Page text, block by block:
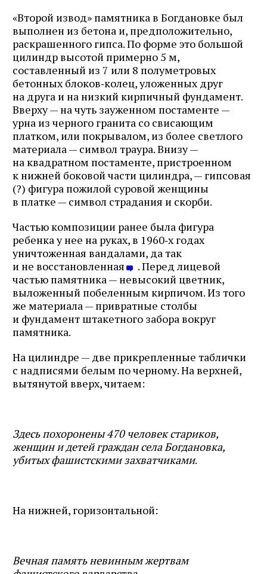
«Второй извод» памятника в Богдановке был
выполнен из бетона и, предположительно,
раскрашенного гипса. По форме это большой
цилиндр высотой примерно 5 м,
составленный из 7 или 8 полуметровых
бетонных блоков‑колец, уложенных друг
на друга и на низкий кирпичный фундамент.
Вверху — на чуть зауженном постаменте —
урна из черного гранита со свисающим
платком, или покрывалом, из более светлого
материала — символ траура. Внизу —
на квадратном постаменте, пристроенном
к нижней боковой части цилиндра, — гипсовая
(?) фигура пожилой суровой женщины
в платке — символ страдания и скорби.
Частью композиции ранее была фигура
ребенка у нее на руках, в 1960‑х годах
уничтоженная вандалами, да так
и не восстановленная
. Перед лицевой
частью памятника — невысокий цветник,
выложенный побеленным кирпичом. Из того
же материала — привратные столбы
и фундамент штакетного забора вокруг
памятника.
На цилиндре — две прикрепленные таблички
с надписями белым по черному. На верхней,
вытянутой вверх, читаем:
Здесь похоронены 470 человек стариков,
женщин и детей граждан села Богдановка,
убитых фашистскими захватчиками.
На нижней, горизонтальной:
Вечная память невинным жертвам
Журнал ЛЕХАИМ в вашем
Подпишитесь на рассылку журнала ЛЕХАИМ и получайте
самые интересные публикации с сайта по электронной